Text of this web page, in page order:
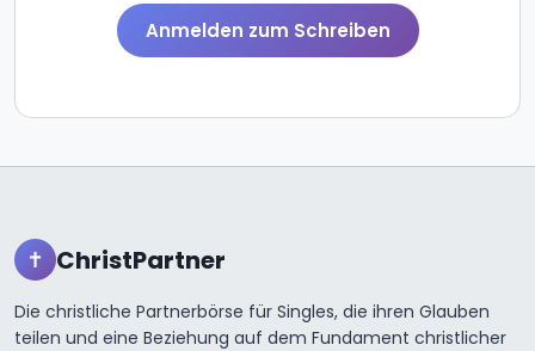
Anmelden zum Schreiben
✝ ChristPartner
Die christliche Partnerbörse für Singles, die ihren Glauben
teilen und eine Beziehung auf dem Fundament christlicher